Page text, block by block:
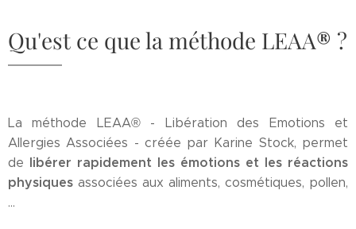
Qu'est ce que la méthode LEAA® ?
La méthode LEAA® - Libération des Emotions et
Allergies Associées - créée par Karine Stock, permet
de libérer rapidement les émotions et les réactions
physiques associées aux aliments, cosmétiques, pollen,
...